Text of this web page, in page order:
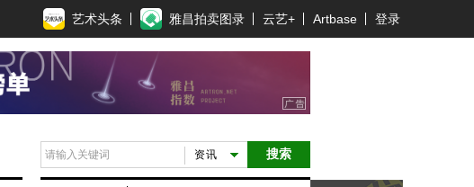
艺术头条 雅昌拍卖图录 云艺+ Artbase 登录
搜索
资讯